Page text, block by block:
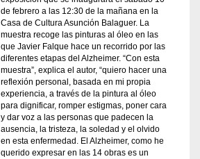
de febrero a las 12:30 de la mañana en la
Casa de Cultura Asunción Balaguer. La
muestra recoge las pinturas al óleo en las
que Javier Falque hace un recorrido por las
diferentes etapas del Alzheimer. “Con esta
muestra”, explica el autor, “quiero hacer una
reflexión personal, basada en mi propia
experiencia, a través de la pintura al óleo
para dignificar, romper estigmas, poner cara
y dar voz a las personas que padecen la
ausencia, la tristeza, la soledad y el olvido
en esta enfermedad. El Alzheimer, como he
querido expresar en las 14 obras es un